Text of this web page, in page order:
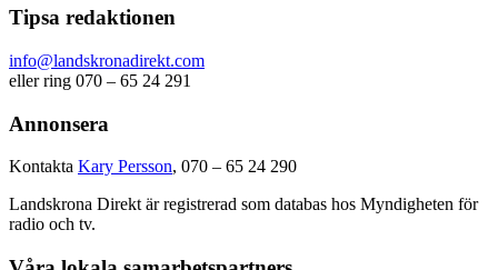
Tipsa redaktionen
info@landskronadirekt.com
eller ring 070 – 65 24 291
Annonsera
Kontakta Kary Persson, 070 – 65 24 290
Landskrona Direkt är registrerad som databas hos Myndigheten för
radio och tv.